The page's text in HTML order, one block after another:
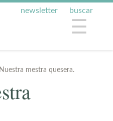
buscar
newsletter
☰
mestra quesera.